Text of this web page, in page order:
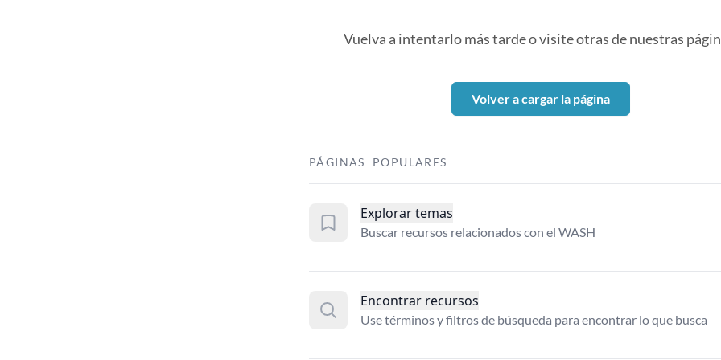
Vuelva a intentarlo más tarde o visite otras de nuestras
Volver a cargar la página
PÁGINAS POPULARES
Explorar temas
Buscar recursos relacionados con el WASH
Encontrar recursos
Use términos y filtros de búsqueda para encontrar lo que busca